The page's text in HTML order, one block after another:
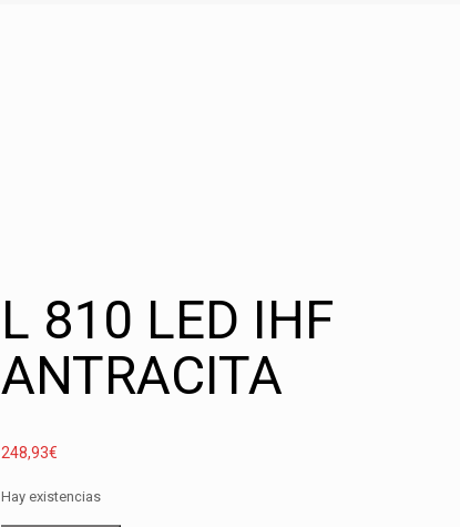
L 810 LED IHF
ANTRACITA
248,93€
Hay existencias